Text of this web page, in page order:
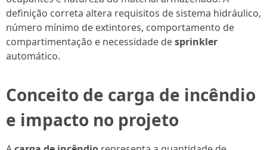
definição correta altera requisitos de sistema hidráulico,
número mínimo de extintores, comportamento de
compartimentação e necessidade desprinkler
automático.
Conceito de carga de incêndio
e impacto no projeto